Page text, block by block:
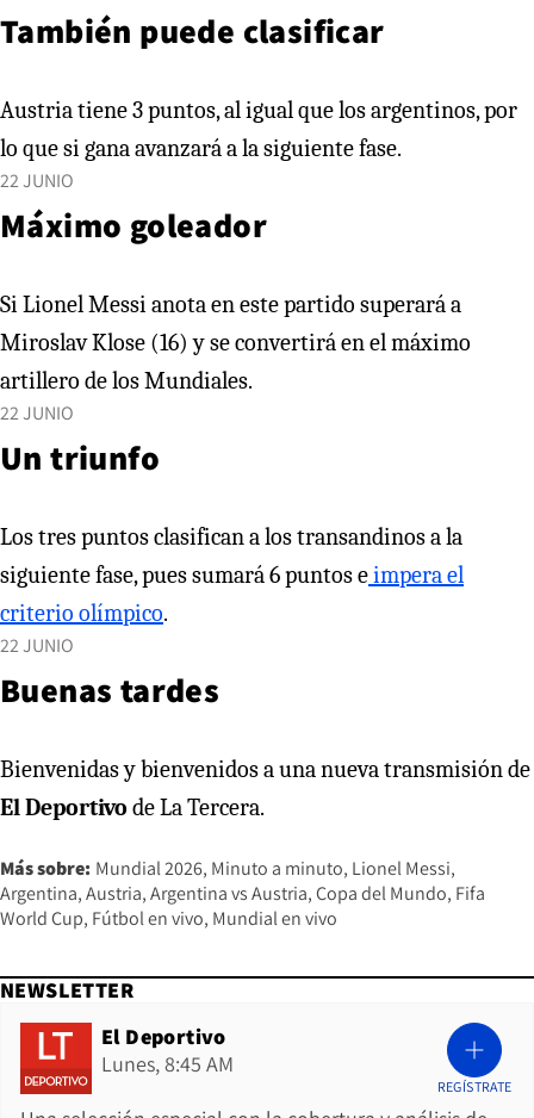
También puede clasificar
Austria tiene 3 puntos, al igual que los argentinos, por
lo que si gana avanzará a la siguiente fase.
22 JUNIO
Máximo goleador
Si Lionel Messi anota en este partido superará a
Miroslav Klose (16) y se convertirá en el máximo
artillero de los Mundiales.
22 JUNIO
Un triunfo
Los tres puntos clasifican a los transandinos a la
siguiente fase, pues sumará 6 puntos eimpera el
criterio olímpico.
22 JUNIO
Buenas tardes
Bienvenidas y bienvenidos a una nueva transmisión de
El Deportivo de La Tercera.
Más sobre: Mundial 2026 Minuto a minuto Lionel Messi
Argentina Austria Argentina vs Austria Copa del Mundo Fifa
World Cup Fútbol en vivo Mundial en vivo
NEWSLETTER
El Deportivo
Lunes, 8:45 AM
REGÍSTRATE